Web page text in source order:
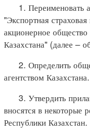
1. Переименовать
"Экспортная
акционерное общество
Казахстана" (далее –
2. Определить
агентством Казахстана.
3. Утвердить
вносятся в некоторые
Республики Казахстан.